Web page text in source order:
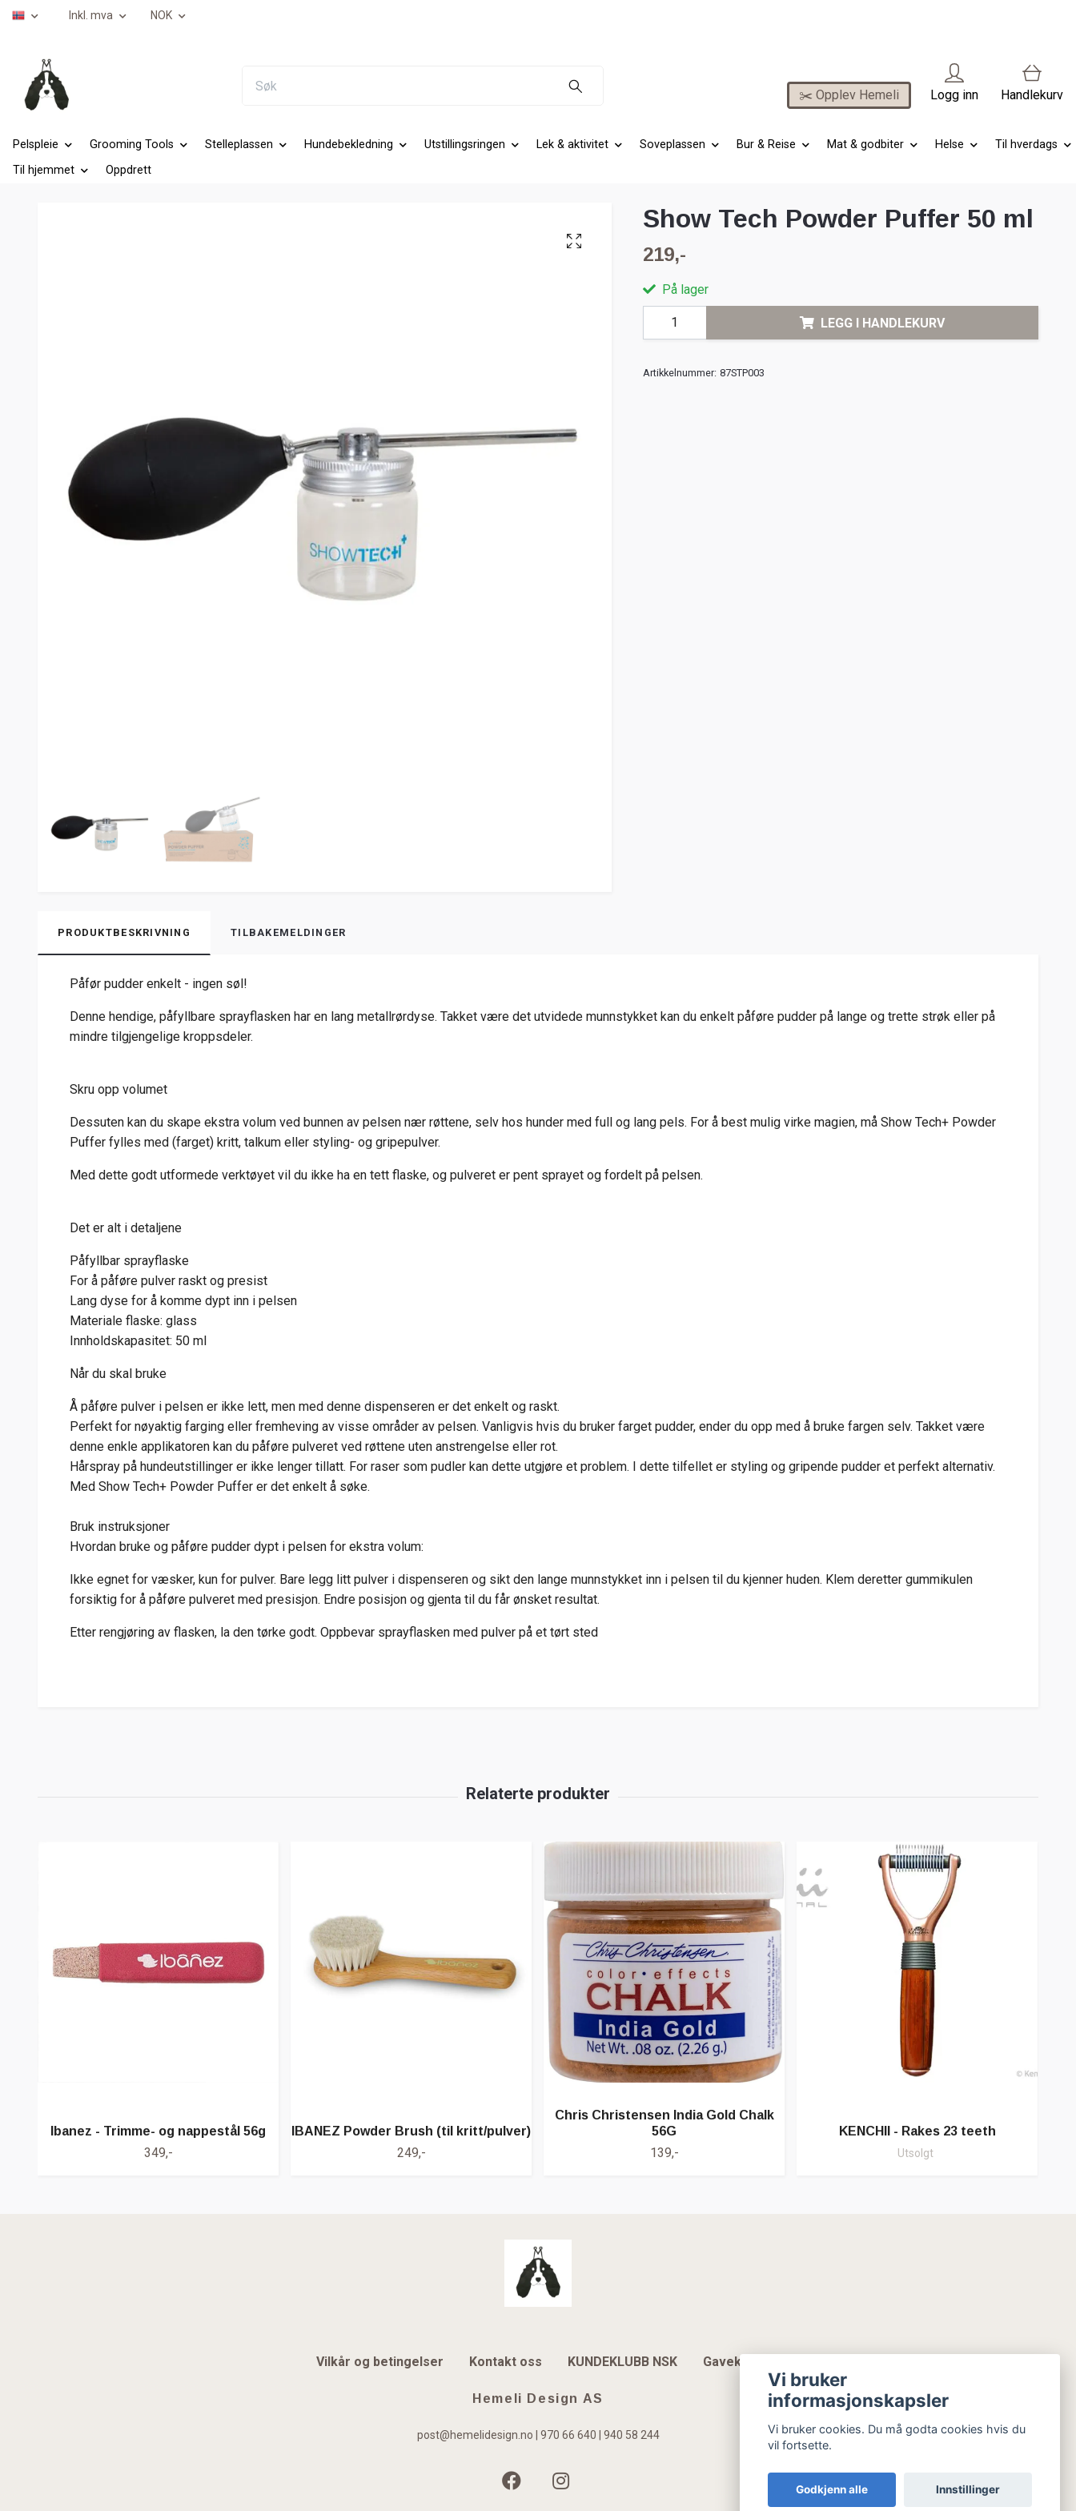
Inkl. mva NOK
✂️ Opplev Hemeli Logg inn Handlekurv
Pelspleie Grooming Tools Stelleplassen Hundebekledning Utstillingsringen Lek & aktivitet Soveplassen Bur & Reise Mat & godbiter Helse
Til hverdags
Til hjemmet
Oppdrett
Show Tech Powder Puffer 50 ml
219,-
På lager
LEGG I HANDLEKURV
Artikkelnummer: 87STP003
PRODUKTBESKRIVNING TILBAKEMELDINGER
Påfør pudder enkelt - ingen søl!
Denne hendige, påfyllbare sprayflasken har en lang metallrørdyse. Takket være det utvidede munnstykket kan du enkelt påføre pudder på lange og trette strøk eller på
mindre tilgjengelige kroppsdeler.
Skru opp volumet
Dessuten kan du skape ekstra volum ved bunnen av pelsen nær røttene, selv hos hunder med full og lang pels. For å best mulig virke magien, må Show Tech+ Powder
Puffer fylles med (farget) kritt, talkum eller styling- og gripepulver.
Med dette godt utformede verktøyet vil du ikke ha en tett flaske, og pulveret er pent sprayet og fordelt på pelsen.
Det er alt i detaljene
Påfyllbar sprayflaske
For å påføre pulver raskt og presist
Lang dyse for å komme dypt inn i pelsen
Materiale flaske: glass
Innholdskapasitet: 50 ml
Når du skal bruke
Å påføre pulver i pelsen er ikke lett, men med denne dispenseren er det enkelt og raskt.
Perfekt for nøyaktig farging eller fremheving av visse områder av pelsen. Vanligvis hvis du bruker farget pudder, ender du opp med å bruke fargen selv. Takket være
denne enkle applikatoren kan du påføre pulveret ved røttene uten anstrengelse eller rot.
Hårspray på hundeutstillinger er ikke lenger tillatt. For raser som pudler kan dette utgjøre et problem. I dette tilfellet er styling og gripende pudder et perfekt alternativ.
Med Show Tech+ Powder Puffer er det enkelt å søke.
Bruk instruksjoner
Hvordan bruke og påføre pudder dypt i pelsen for ekstra volum:
Ikke egnet for væsker, kun for pulver. Bare legg litt pulver i dispenseren og sikt den lange munnstykket inn i pelsen til du kjenner huden. Klem deretter gummikulen
forsiktig for å påføre pulveret med presisjon. Endre posisjon og gjenta til du får ønsket resultat.
Etter rengjøring av flasken, la den tørke godt. Oppbevar sprayflasken med pulver på et tørt sted
Ibanez - Trimme- og nappestål 56g
349,-
IBANEZ Powder Brush (til kritt/pulver)
249,-
Chris Christensen India Gold Chalk
56G
139,-
KENCHII - Rakes 23 teeth
Utsolgt
Vilkår og betingelser Kontakt oss KUNDEKLUBB NSK Gavekort
Hemeli Design AS
post@hemelidesign.no | 970 66 640 | 940 58 244
Vi bruker
informasjonskapsler
Vi bruker cookies. Du må godta cookies hvis du
vil fortsette.
Godkjenn alle Innstillinger